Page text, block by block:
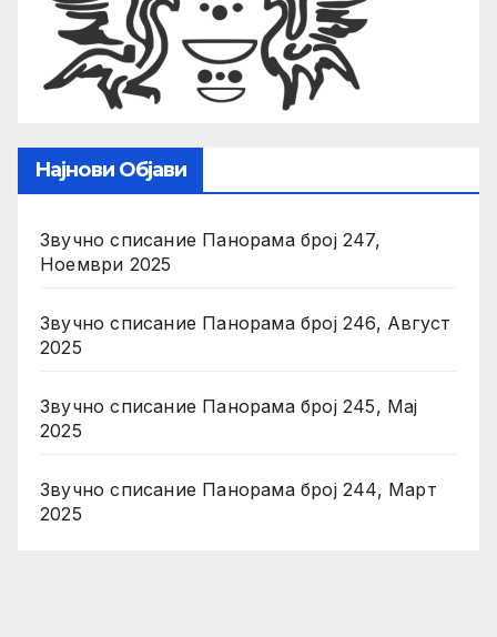
Најнови Објави
Звучно списание Панорама број 247,
Ноември 2025
Звучно списание Панорама број 246, Август
2025
Звучно списание Панорама број 245, Мај
2025
Звучно списание Панорама број 244, Март
2025